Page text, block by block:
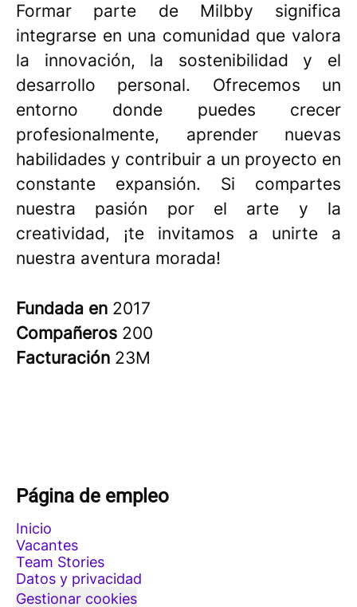
Formar parte de Milbby significa
integrarse en una comunidad que valora
la innovación, la sostenibilidad y el
desarrollo personal. Ofrecemos un
entorno donde puedes crecer
profesionalmente, aprender nuevas
habilidades y contribuir a un proyecto en
constante expansión. Si compartes
nuestra pasión por el arte y la
creatividad, ¡te invitamos a unirte a
nuestra aventura morada!
Fundada en 2017
Compañeros 200
Facturación 23M
Página de empleo
Inicio
Vacantes
Team Stories
Datos y privacidad
Gestionar cookies